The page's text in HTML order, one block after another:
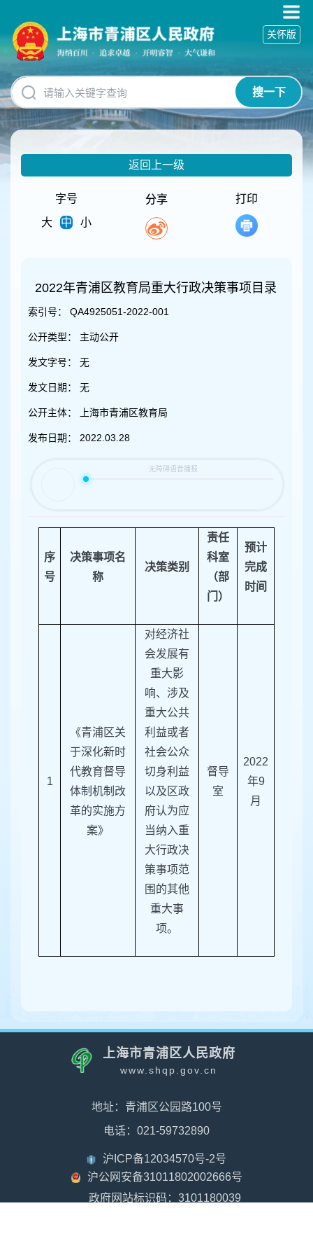
碍
操
明
跳
转
到
网
搜一下
关怀版
返回上一级
字号
大
中 小
分享 打印
2022年青浦区教育局重大行政决策事项目录
索引号： QA4925051-2022-001
公开类型： 主动公开
发文字号： 无
发文日期： 无
公开主体： 上海市青浦区教育局
发布日期： 2022.03.28
序
号
决策事项名
称
决策类别
责任
科室
（部
门）
预计
完成
时间
1
《青浦区关
于深化新时
代教育督导
体制机制改
革的实施方
案》
对经济社
会发展有
重大影
响、涉及
重大公共
利益或者
社会公众
切身利益
以及区政
府认为应
当纳入重
大行政决
策事项范
围的其他
重大事
项。
督导
室
2022
年9
月
上海市青浦区人民政府
www.shqp.gov.cn
地址：青浦区公园路100号
电话：021-59732890
沪ICP备12034570号-2号
沪公网安备31011802002666号
政府网站标识码：3101180039